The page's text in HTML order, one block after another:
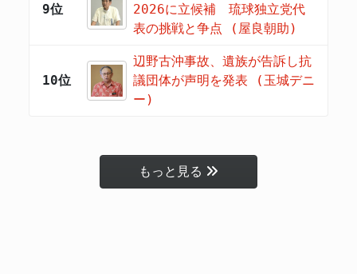
9位
2026に立候補 琉球独立党代
表の挑戦と争点 (屋良朝助)
10位
辺野古沖事故、遺族が告訴し抗
議団体が声明を発表 (玉城デニ
ー)
もっと見る